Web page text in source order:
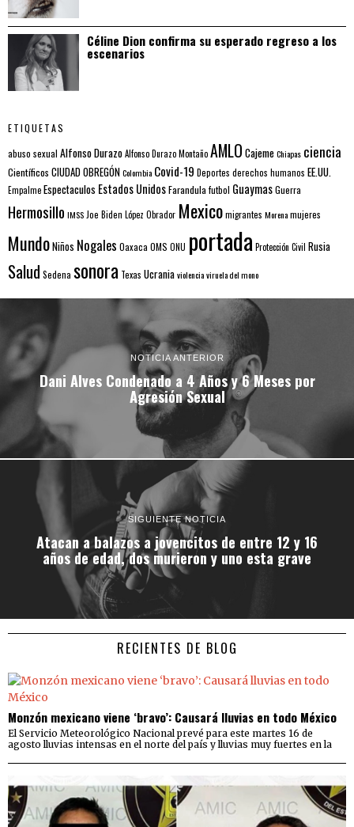
Céline Dion confirma su esperado regreso a los
escenarios
ETIQUETAS
abuso sexual Alfonso DurazoAlfonso Durazo MontañoAMLO CajemeChiapas ciencia
Científicos CIUDAD OBREGÓNColombia Covid-19 Deportes derechos humanos EE.UU.
EmpalmeEspectaculos Estados UnidosFarandulafutbol GuaymasGuerra
Hermosillo IMSS Joe Biden López Obrador Mexicomigrantes Morenamujeres
MundoNiños Nogales Oaxaca OMS ONU portada Protección Civil Rusia
Salud Sedena sonora Texas Ucraniaviolenciaviruela del mono
NOTICIA ANTERIOR
Dani Alves Condenado a 4 Años y 6 Meses por
Agresión Sexual
SIGUIENTE NOTICIA
Atacan a balazos a jovencitos de entre 12 y 16
años de edad, dos murieron y uno esta grave
RECIENTES DE BLOG
Monzón mexicano viene ‘bravo’: Causará lluvias en todo México
El Servicio Meteorológico Nacional prevé para este martes 16 de
agosto lluvias intensas en el norte del país y lluvias muy fuertes en la